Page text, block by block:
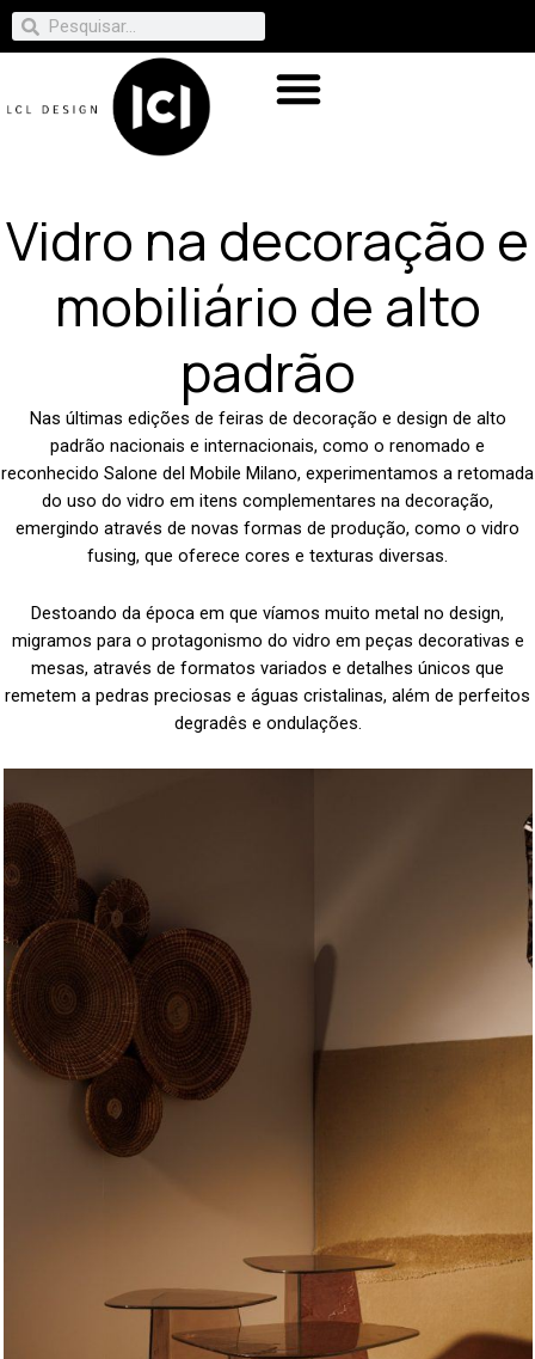
Vidro na decoração e
mobiliário de alto
padrão
Nas últimas edições de feiras de decoração e design de alto
padrão nacionais e internacionais, como o renomado e
reconhecido Salone del Mobile Milano, experimentamos a retomada
do uso do vidro em itens complementares na decoração,
emergindo através de novas formas de produção, como o vidro
fusing, que oferece cores e texturas diversas.
Destoando da época em que víamos muito metal no design,
migramos para o protagonismo do vidro em peças decorativas e
mesas, através de formatos variados e detalhes únicos que
remetem a pedras preciosas e águas cristalinas, além de perfeitos
degradês e ondulações.